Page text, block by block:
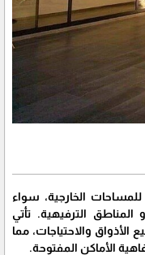
الخارجية، سواء
الترفيهية. تأتي
الأذواق والاحتياجات، مما
الأماكن المفتوحة.